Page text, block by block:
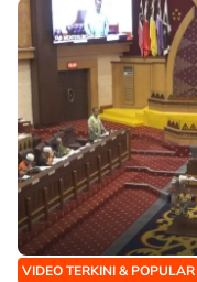
VIDEO TERKINI & POPULAR